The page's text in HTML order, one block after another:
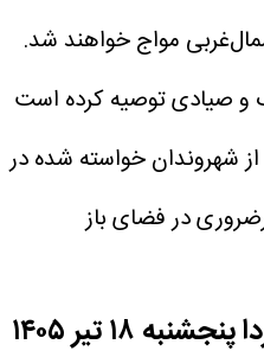
مواج خواهند شد.
و صیادی توصیه کرده است
شهروندان خواسته شده در
در فضای باز
۱۸ تیر ۱۴۰۵